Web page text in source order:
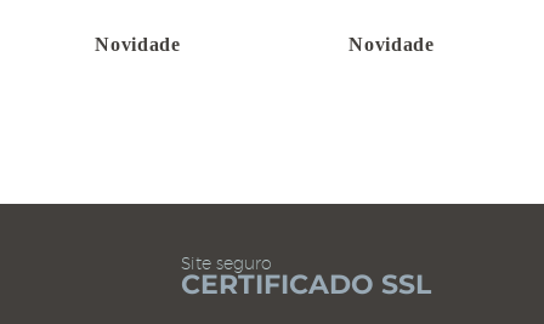
Novidade Novidade
Site seguro
CERTIFICADO SSL